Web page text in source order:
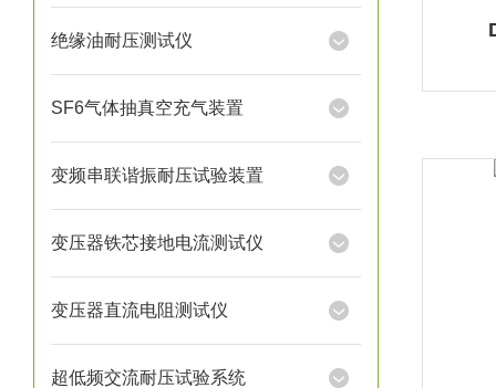
绝缘油耐压测试仪
SF6气体抽真空充气装置
变频串联谐振耐压试验装置
变压器铁芯接地电流测试仪
变压器直流电阻测试仪
超低频交流耐压试验系统